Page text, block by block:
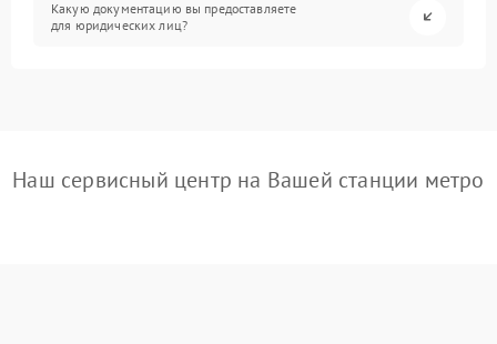
Какую документацию вы предоставляете
для юридических лиц?
Наш сервисный центр на Вашей станции метро